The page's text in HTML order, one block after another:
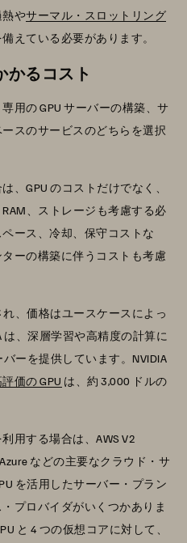
熱やサーマル・スロットリング
えている必要があります。
かるコスト
用の GPU サーバーの構築、サ
スのサービスのどちらを選択
、GPU のコストだけでなく、
、ストレージも考慮する必
ース、冷却、保守コストな
ーの構築に伴うコストも考慮
、価格はユースケースによっ
は、深層学習や高精度の計算に
ーを提供しています。NVIDIA
価の GPU は、約 3,000 ドルの
用する場合は、AWS V2
などの主要なクラウド・サ
を活用したサーバー・プラン
プロバイダがいくつかありま
と 4 つの仮想コアに対して、